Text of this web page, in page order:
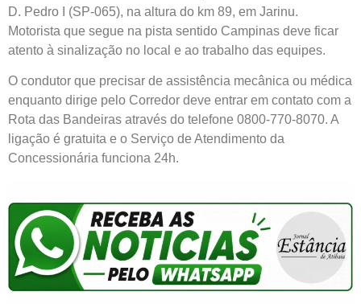
D. Pedro I (SP-065), na altura do km 89, em Jarinu.
Motorista que segue na pista sentido Campinas deve ficar
atento à sinalização no local e ao trabalho das equipes.
O condutor que precisar de assistência mecânica ou médica
enquanto dirige pelo Corredor deve entrar em contato com a
Rota das Bandeiras através do telefone 0800-770-8070. A
ligação é gratuita e o Serviço de Atendimento da
Concessionária funciona 24h.